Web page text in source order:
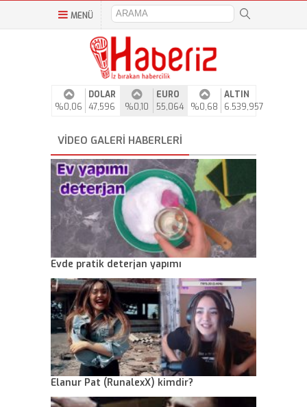
MENÜ
%0,06
DOLAR
47,596
%0,10
EURO
55,064
%0,68
ALTIN
6.539,957
VIDEO GALERI HABERLERI
Evde pratik deterjan yapımı
Elanur Pat (RunalexX) kimdir?